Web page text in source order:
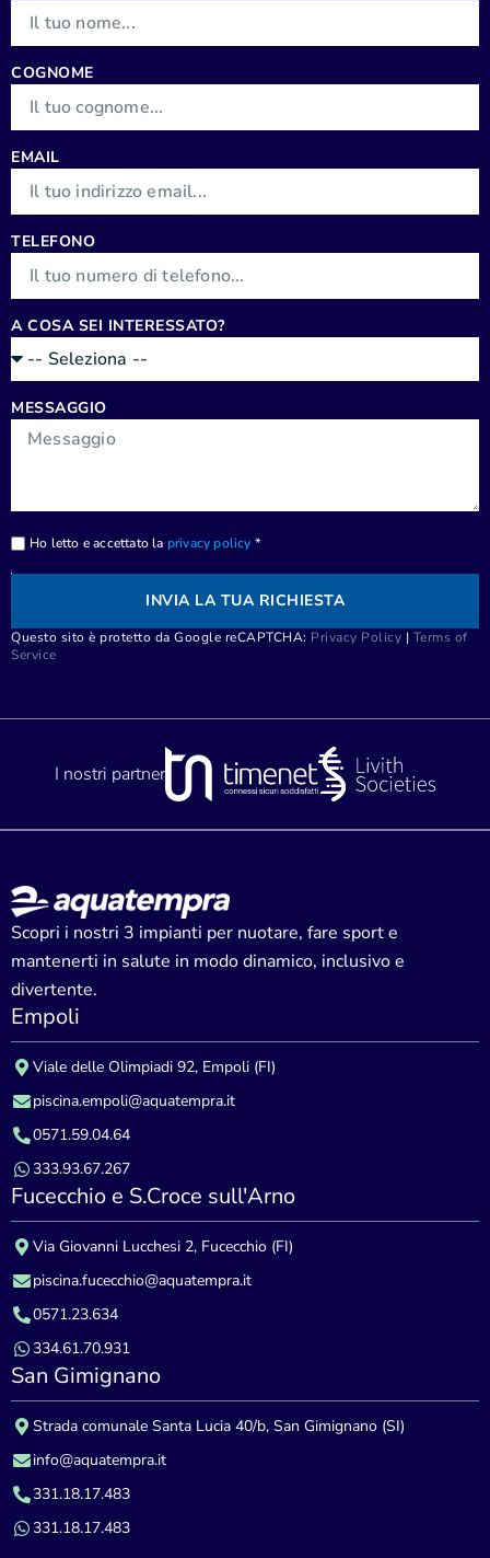
COGNOME
EMAIL
TELEFONO
A COSA SEI INTERESSATO?
MESSAGGIO
Ho letto e accettato la privacy policy *
INVIA LA TUA RICHIESTA
Questo sito è protetto da Google reCAPTCHA: Privacy Policy | Terms of
Service
I nostri partner
Scopri i nostri 3 impianti per nuotare, fare sport e
mantenerti in salute in modo dinamico, inclusivo e
divertente.
Empoli
Viale delle Olimpiadi 92, Empoli (FI)
piscina.empoli@aquatempra.it
0571.59.04.64
333.93.67.267
Fucecchio e S.Croce sull'Arno
Via Giovanni Lucchesi 2, Fucecchio (FI)
piscina.fucecchio@aquatempra.it
0571.23.634
334.61.70.931
San Gimignano
Strada comunale Santa Lucia 40/b, San Gimignano (SI)
info@aquatempra.it
331.18.17.483
331.18.17.483